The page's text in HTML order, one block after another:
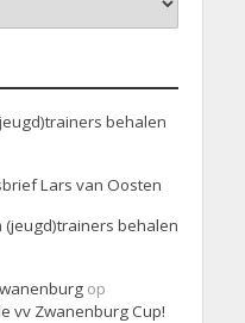
behalen
Lars van Oosten
(jeugd)trainers behalen
op
vv Zwanenburg Cup!